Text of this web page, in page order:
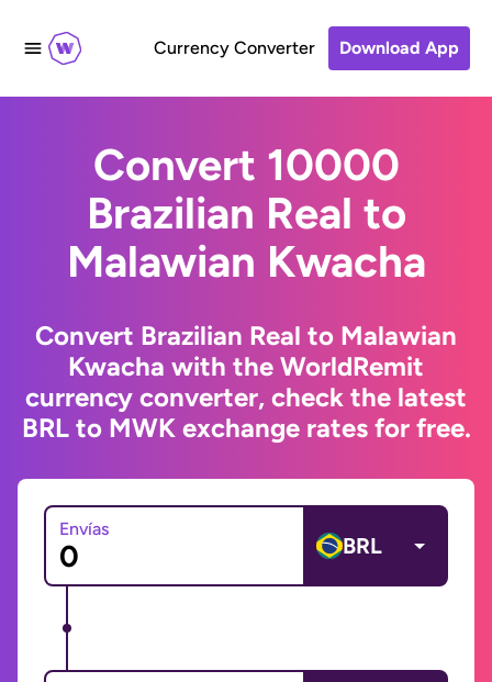
Currency Converter Download App
Convert 10000
Brazilian Real to
Malawian Kwacha
Convert Brazilian Real to Malawian
Kwacha with the WorldRemit
currency converter, check the latest
BRL to MWK exchange rates for free.
Envías
BRL